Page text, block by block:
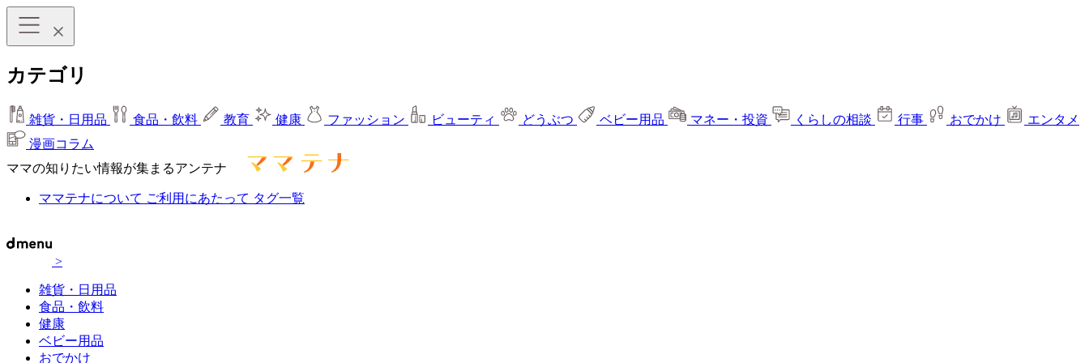
カテゴリ
雑貨・日用品 食品・飲料 教育 健康 ファッション ビューティ どうぶつ ベビー用品 マネー・投資 くらしの相談 行事 おでかけ
エンタメ
漫画コラム
ママの知りたい情報が集まるアンテナ
ママテナについて ご利用にあたって タグ一覧
>
雑貨・日用品
食品・飲料
健康
ベビー用品
おでかけ